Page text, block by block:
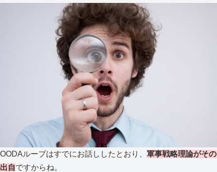
OODAループはすでにお話ししたとおり、 軍事戦略理論がその
出自ですからね。